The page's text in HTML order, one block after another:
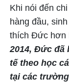
Khi nói đến
hàng đầu,
thích Đức hơn
2014, Đức đã
tế theo học
tại các